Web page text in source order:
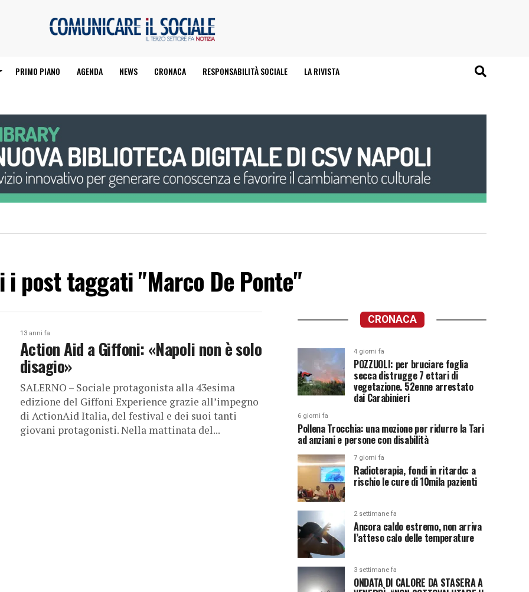
PRIMO PIANO AGENDA NEWS CRONACA RESPONSABILITÀ SOCIALE LA RIVISTA
i post taggati "Marco De Ponte"
13 anni fa
Action Aid a Giffoni: «Napoli non è solo
disagio»
SALERNO – Sociale protagonista alla 43esima
edizione del Giffoni Experience grazie all’impegno
di ActionAid Italia, del festival e dei suoi tanti
giovani protagonisti. Nella mattinata del...
CRONACA
4 giorni fa
POZZUOLI: per bruciare foglia
secca distrugge 7 ettari di
vegetazione. 52enne arrestato
dai Carabinieri
6 giorni fa
Pollena Trocchia: una mozione per ridurre la Tari
ad anziani e persone con disabilità
7 giorni fa
Radioterapia, fondi in ritardo: a
rischio le cure di 10mila pazienti
2 settimane fa
Ancora caldo estremo, non arriva
l’atteso calo delle temperature
3 settimane fa
ONDATA DI CALORE DA STASERA A